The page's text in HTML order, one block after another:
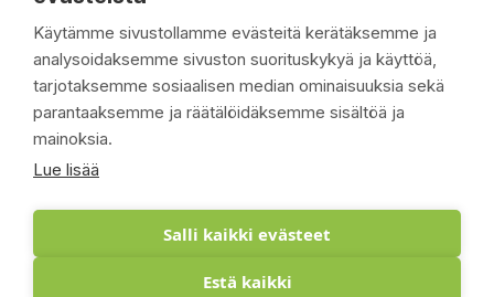
Käytämme sivustollamme evästeitä kerätäksemme ja
analysoidaksemme sivuston suorituskykyä ja käyttöä,
tarjotaksemme sosiaalisen median ominaisuuksia sekä
parantaaksemme ja räätälöidäksemme sisältöä ja
mainoksia.
Lue lisää
Salli kaikki evästeet
Estä kaikki